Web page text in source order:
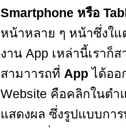
Smartphone หรือ
หน้าหลาย ๆ หน้าซึ่งใ
งาน App เหล่านี้เราก็
สามาารถที่ Appได้ออ
Website คือคลิกในต
แสดงผล ซึ่งรูปแบบกา